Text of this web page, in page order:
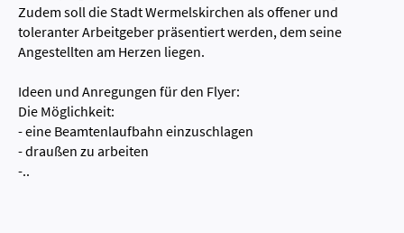
Zudem soll die Stadt Wermelskirchen als offener und
toleranter Arbeitgeber präsentiert werden, dem seine
Angestellten am Herzen liegen.
Ideen und Anregungen für den Flyer:
Die Möglichkeit:
- eine Beamtenlaufbahn einzuschlagen
- draußen zu arbeiten
-..